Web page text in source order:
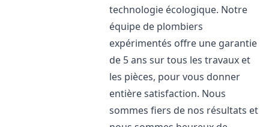
technologie écologique. Notre
équipe de plombiers
expérimentés offre une garantie
de 5 ans sur tous les travaux et
les pièces, pour vous donner
entière satisfaction. Nous
sommes fiers de nos résultats et